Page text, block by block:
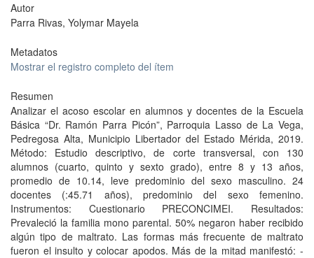
Autor
Parra Rivas, Yolymar Mayela
Metadatos
Mostrar el registro completo del ítem
Resumen
Analizar el acoso escolar en alumnos y docentes de la Escuela
Básica “Dr. Ramón Parra Picón”, Parroquia Lasso de La Vega,
Pedregosa Alta, Municipio Libertador del Estado Mérida, 2019.
Método: Estudio descriptivo, de corte transversal, con 130
alumnos (cuarto, quinto y sexto grado), entre 8 y 13 años,
promedio de 10.14, leve predominio del sexo masculino. 24
docentes (:45.71 años), predominio del sexo femenino.
Instrumentos: Cuestionario PRECONCIMEI. Resultados:
Prevaleció la familia mono parental. 50% negaron haber recibido
algún tipo de maltrato. Las formas más frecuente de maltrato
fueron el insulto y colocar apodos. Más de la mitad manifestó: -